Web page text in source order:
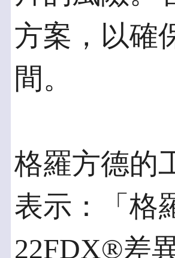
方案，以確
間。
格羅方德的
表示：「格
22FDX®差